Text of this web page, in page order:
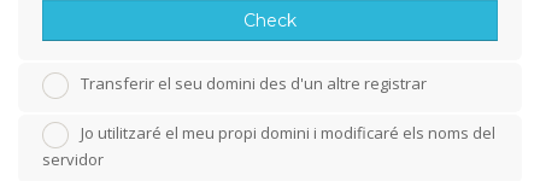
Check
Transferir el seu domini des d'un altre registrar
Jo utilitzaré el meu propi domini i modificaré els noms del
servidor